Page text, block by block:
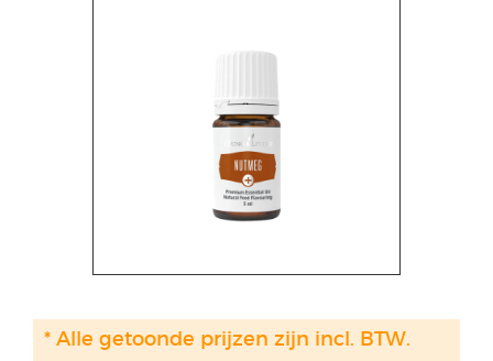
* Alle getoonde prijzen zijn incl. BTW.